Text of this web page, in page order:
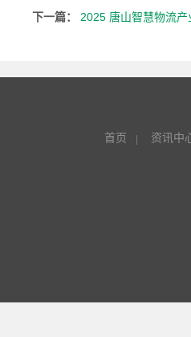
下一篇：
2025 唐山智慧物流
首页 资讯中